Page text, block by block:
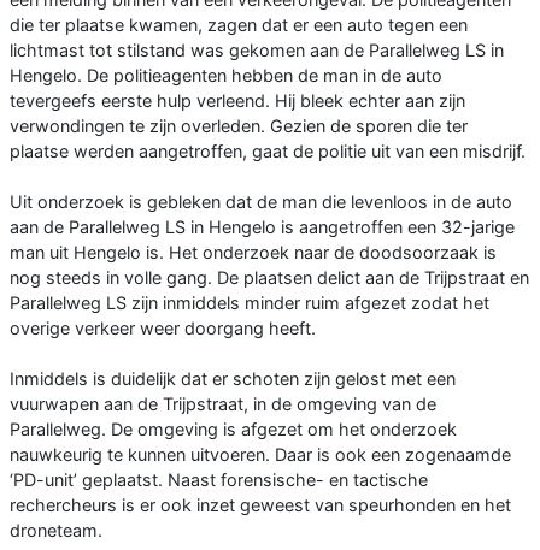
die ter plaatse kwamen, zagen dat er een auto tegen een
lichtmast tot stilstand was gekomen aan de Parallelweg LS in
Hengelo. De politieagenten hebben de man in de auto
tevergeefs eerste hulp verleend. Hij bleek echter aan zijn
verwondingen te zijn overleden. Gezien de sporen die ter
plaatse werden aangetroffen, gaat de politie uit van een misdrijf.
Uit onderzoek is gebleken dat de man die levenloos in de auto
aan de Parallelweg LS in Hengelo is aangetroffen een 32-jarige
man uit Hengelo is. Het onderzoek naar de doodsoorzaak is
nog steeds in volle gang. De plaatsen delict aan de Trijpstraat en
Parallelweg LS zijn inmiddels minder ruim afgezet zodat het
overige verkeer weer doorgang heeft.
Inmiddels is duidelijk dat er schoten zijn gelost met een
vuurwapen aan de Trijpstraat, in de omgeving van de
Parallelweg. De omgeving is afgezet om het onderzoek
nauwkeurig te kunnen uitvoeren. Daar is ook een zogenaamde
‘PD-unit’ geplaatst. Naast forensische- en tactische
rechercheurs is er ook inzet geweest van speurhonden en het
droneteam.